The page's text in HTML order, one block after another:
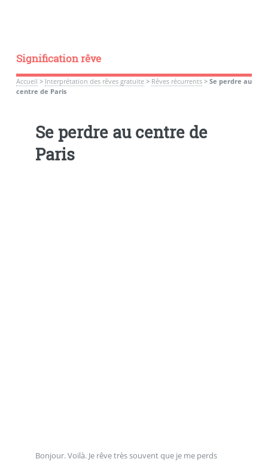
Signification rêve
Accueil > Interprétation des rêves gratuite> Rêves récurrents> Se perdre au
centre de Paris
Se perdre au centre de
Paris
Bonjour. Voilà. Je rêve très souvent que je me perds